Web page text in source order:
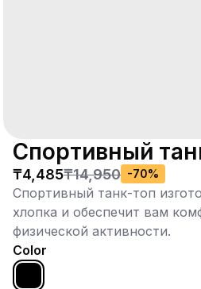
Спортивный
₸4,485₸14,950 -70%
Спортивный танк-топ
хлопка и обеспечит вам
физической активности.
Color